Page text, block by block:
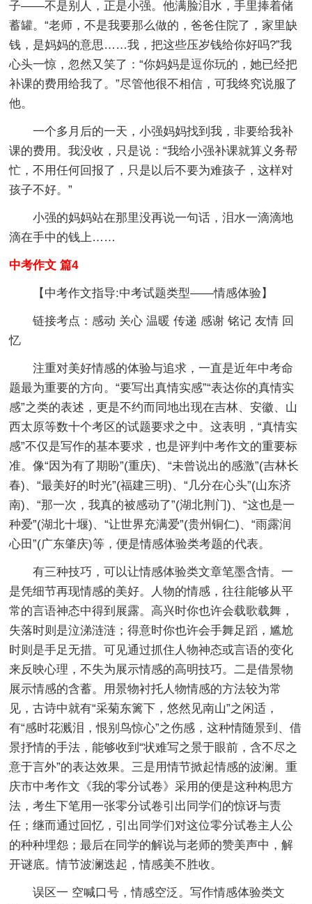
子——不是别人，正是小强。他满脸泪水，手里捧着储
蓄罐。“老师，不是我要那么做的，爸爸住院了，家里缺
钱，是妈妈的意思……我，把这些压岁钱给你好吗?”我
心头一惊，忽然又笑了：“你妈妈是逗你玩的，她已经把
补课的费用给我了。”尽管他很不相信，可我终究说服了
他。
一个多月后的一天，小强妈妈找到我，非要给我补
课的费用。我没收，只是说：“我给小强补课就算义务帮
忙，不用任何回报了，只是以后不要为难孩子，这样对
孩子不好。”
小强的妈妈站在那里没再说一句话，泪水一滴滴地
滴在手中的钱上……
中考作文 篇4
【中考作文指导:中考试题类型——情感体验】
链接考点：感动 关心 温暖 传递 感谢 铭记 友情 回
忆
注重对美好情感的体验与追求，一直是近年中考命
题最为重要的方向。“要写出真情实感”“表达你的真情实
感”之类的表述，更是不约而同地出现在吉林、安徽、山
西太原等数十个考区的试题要求之中。这表明，“真情实
感”不仅是写作的基本要求，也是评判中考作文的重要标
准。像“因为有了期盼”(重庆)、“未曾说出的感激”(吉林长
春)、“最美好的时光”(福建三明)、“几分在心头”(山东济
南)、“那一次，我真的被感动了”(湖北荆门)、“这也是一
种爱”(湖北十堰)、“让世界充满爱”(贵州铜仁)、“雨露润
心田”(广东肇庆)等，便是情感体验类考题的代表。
有三种技巧，可以让情感体验类文章笔墨含情。一
是凭细节再现情感的美好。人物的情感，往往能够从平
常的言语神态中得到展露。高兴时你也许会载歌载舞，
失落时则是泣涕涟涟；得意时你也许会手舞足蹈，尴尬
时则是手足无措。可见通过抓住人物神态或言语的变化
来反映心理，不失为展示情感的高明技巧。二是借景物
展示情感的含蓄。用景物衬托人物情感的方法较为常
见，古诗中就有“采菊东篱下，悠然见南山”之闲适，
有“感时花溅泪，恨别鸟惊心”之伤感，这种情随景到、借
景抒情的手法，能够收到“状难写之景于眼前，含不尽之
意于言外”的表达效果。三是用情节掀起情感的波澜。重
庆市中考作文《我的零分试卷》采用的便是这种构思方
法，考生下笔用一张零分试卷引出同学们的惊讶与责
任；继而通过回忆，引出同学们对这位零分试卷主人公
的种种埋怨；最后在同学的解说与老师的赞美声中，解
开谜底。情节波澜迭起，情感美不胜收。
误区一 空喊口号，情感空泛。写作情感体验类文